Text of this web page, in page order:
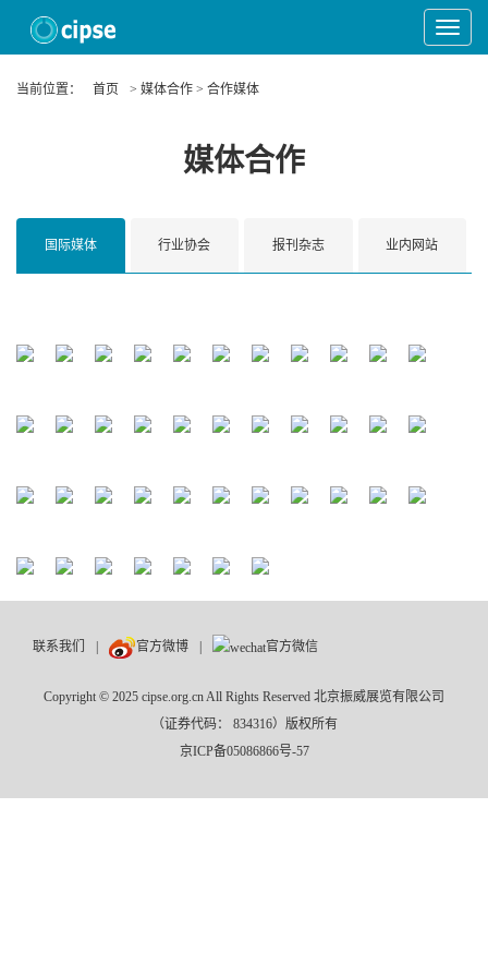
Toggle
当前位置：
首页 > 媒体合作 > 合作媒体
媒体合作
国际媒体 行业协会 报刊杂志 业内网站
联系我们 官方微博 官方微信
Copyright © 2025 cipse.org.cn All Rights Reserved 北京振威展览有限公司
（证券代码： 834316）版权所有
京ICP备05086866号-57